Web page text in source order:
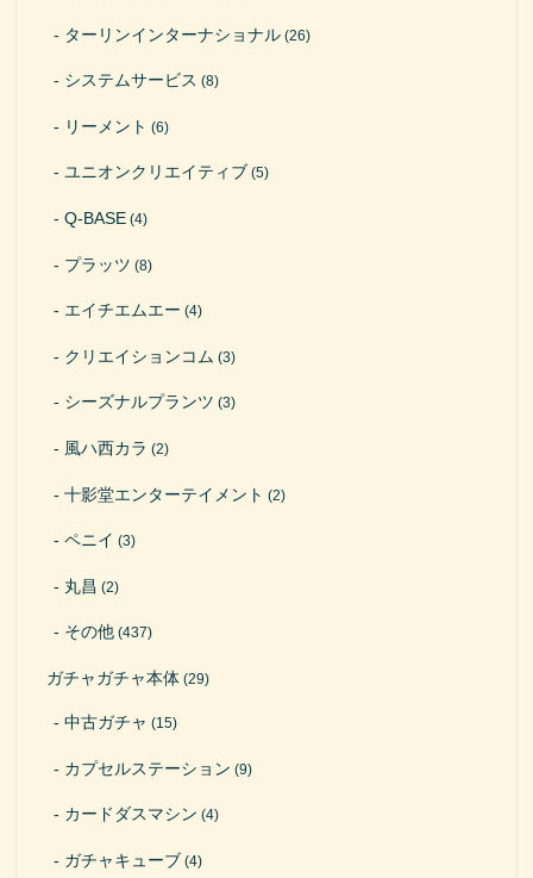
ターリンインターナショナル (26)
システムサービス (8)
リーメント (6)
ユニオンクリエイティブ (5)
Q-BASE (4)
プラッツ (8)
エイチエムエー (4)
クリエイションコム (3)
シーズナルプランツ (3)
風ハ西カラ (2)
十影堂エンターテイメント (2)
ペニイ (3)
丸昌 (2)
その他 (437)
ガチャガチャ本体 (29)
中古ガチャ (15)
カプセルステーション (9)
カードダスマシン (4)
ガチャキューブ (4)